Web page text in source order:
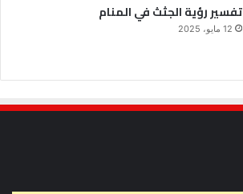
تفسير رؤية الجثث في المنام
12 مايو، 2025